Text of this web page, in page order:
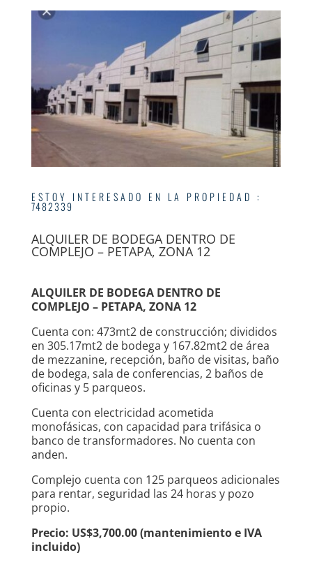
ESTOY INTERESADO EN LA PROPIEDAD :
7482339
ALQUILER DE BODEGA DENTRO DE
COMPLEJO – PETAPA, ZONA 12
ALQUILER DE BODEGA DENTRO DE
COMPLEJO – PETAPA, ZONA 12
Cuenta con: 473mt2 de construcción; divididos
en 305.17mt2 de bodega y 167.82mt2 de área
de mezzanine, recepción, baño de visitas, baño
de bodega, sala de conferencias, 2 baños de
oficinas y 5 parqueos.
Cuenta con electricidad acometida
monofásicas, con capacidad para trifásica o
banco de transformadores. No cuenta con
anden.
Complejo cuenta con 125 parqueos adicionales
para rentar, seguridad las 24 horas y pozo
propio.
Precio: US$3,700.00 (mantenimiento e IVA
incluido)